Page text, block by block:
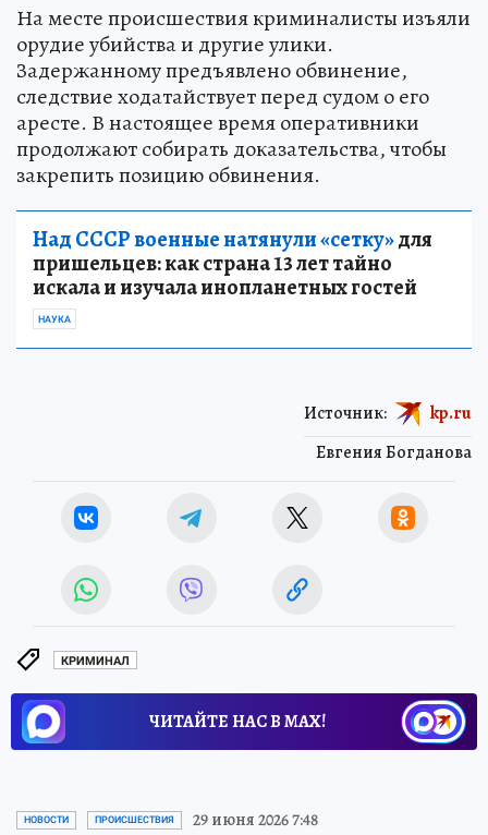
На месте происшествия криминалисты изъяли
орудие убийства и другие улики.
Задержанному предъявлено обвинение,
следствие ходатайствует перед судом о его
аресте. В настоящее время оперативники
продолжают собирать доказательства, чтобы
закрепить позицию обвинения.
Над СССР военные натянули «сетку»для
пришельцев: как страна 13 лет тайно
искала и изучала инопланетных гостей
НАУКА
Евгения Богданова
Источник: kp.ru
КРИМИНАЛ
ЧИТАЙТЕ НАС В МАХ!
НОВОСТИ ПРОИСШЕСТВИЯ 29 июня 2026 7:48